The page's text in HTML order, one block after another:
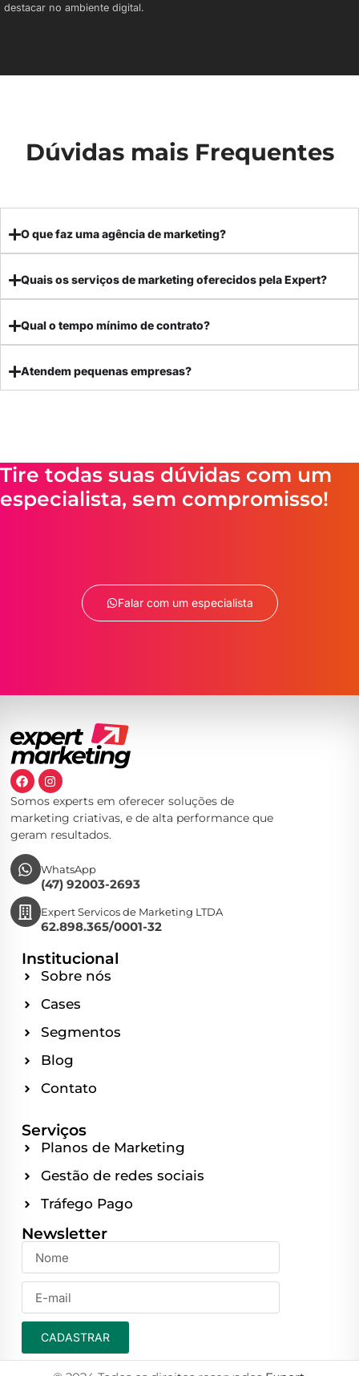
destacar no ambiente digital.
Dúvidas mais Frequentes
O que faz uma agência de marketing?
Quais os serviços de marketing oferecidos pela Expert?
Qual o tempo mínimo de contrato?
Atendem pequenas empresas?
Tire todas suas dúvidas com um
especialista, sem compromisso!
Falar com um especialista
Somos experts em oferecer soluções de
marketing criativas, e de alta performance que
geram resultados.
WhatsApp
(47) 92003-2693
Expert Servicos de Marketing LTDA
62.898.365/0001-32
Institucional
Sobre nós
Cases
Segmentos
Blog
Contato
Serviços
Planos de Marketing
Gestão de redes sociais
Tráfego Pago
Newsletter
CADASTRAR